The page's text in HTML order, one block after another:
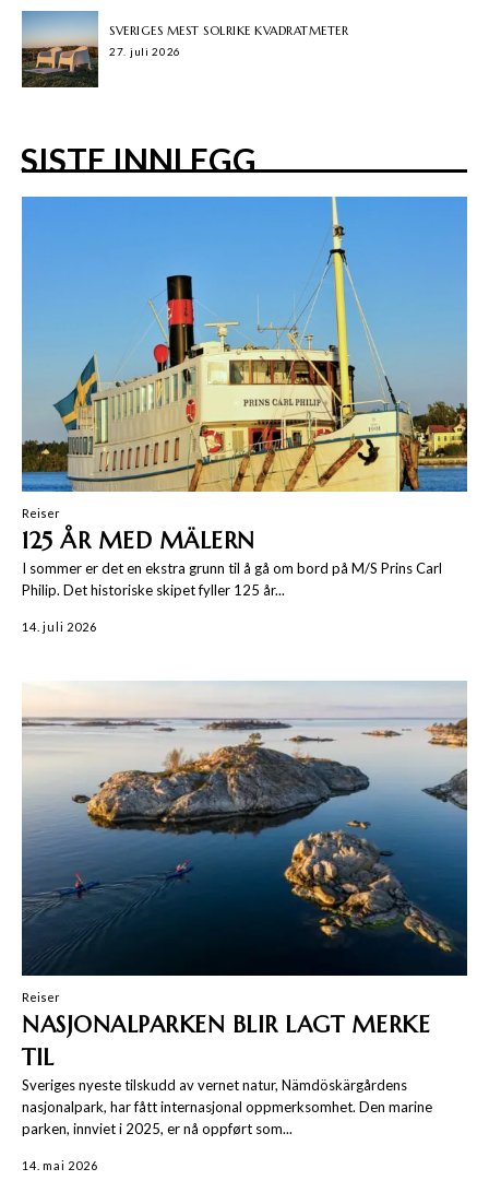
SVERIGES MEST SOLRIKE KVADRATMETER
27. juli 2026
SISTE INNLEGG
Reiser
125 ÅR MED MÄLERN
I sommer er det en ekstra grunn til å gå om bord på M/S Prins Carl
Philip. Det historiske skipet fyller 125 år...
14. juli 2026
Reiser
NASJONALPARKEN BLIR LAGT MERKE
TIL
Sveriges nyeste tilskudd av vernet natur, Nämdöskärgårdens
nasjonalpark, har fått internasjonal oppmerksomhet. Den marine
parken, innviet i 2025, er nå oppført som...
14. mai 2026